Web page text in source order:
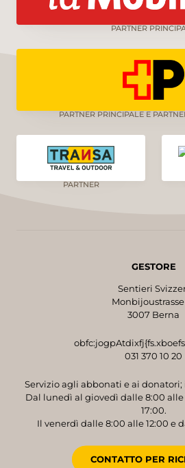
PARTNER
PARTNER PRINCIPALE E
PARTNER
GESTORE
Sentieri
Monbijoustrasse
3007 Berna
031 370 10 20
Servizio agli abbonati e ai
Dal lunedì al giovedì dalle 8:00 alle
17:00.
Il venerdì dalle 8:00 alle 12:00 e
CONTATTO PER